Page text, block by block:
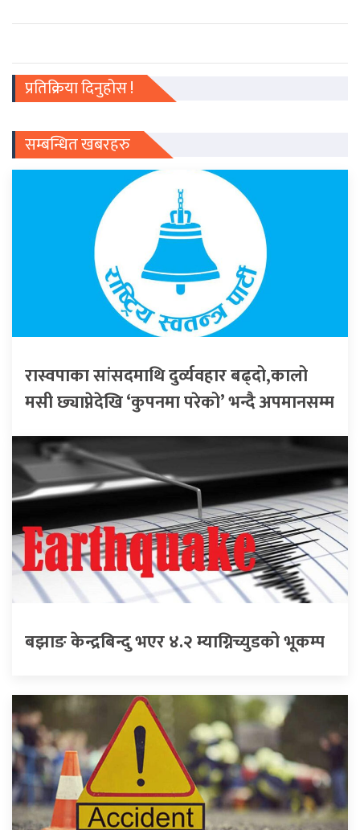
प्रतिक्रिया दिनुहोस !
सम्बन्धित खबरहरु
रास्वपाका सांसदमाथि दुर्व्यवहार बढ्दो,कालो
मसी छ्याप्नेदेखि ‘कुपनमा परेको’ भन्दै अपमानसम्म
बझाङ केन्द्रबिन्दु भएर ४.२ म्याग्निच्युडको भूकम्प